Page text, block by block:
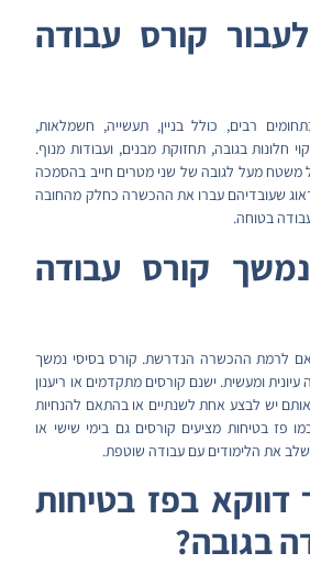
קורס עבודה
רבים, כולל בניין, תעשייה, חשמלאות,
חלונות בגובה, תחזוקת מבנים, ועבודות מנוף.
משטח מעל לגובה של שני מטרים חייב בהסמכה
שעובדיהם עברו את ההכשרה כחלק מהחובה
בטוחה.
קורס עבודה
לרמת ההכשרה הנדרשת. קורס בסיסי נמשך
ומעשית. ישנם קורסים מתקדמים או ריענון
יש לבצע אחת לשנתיים או בהתאם להנחיות
פז בטיחות מציעים קורסים גם בימי שישי או
את הלימודים עם עבודה שוטפת.
בפז בטיחות
בגובה?